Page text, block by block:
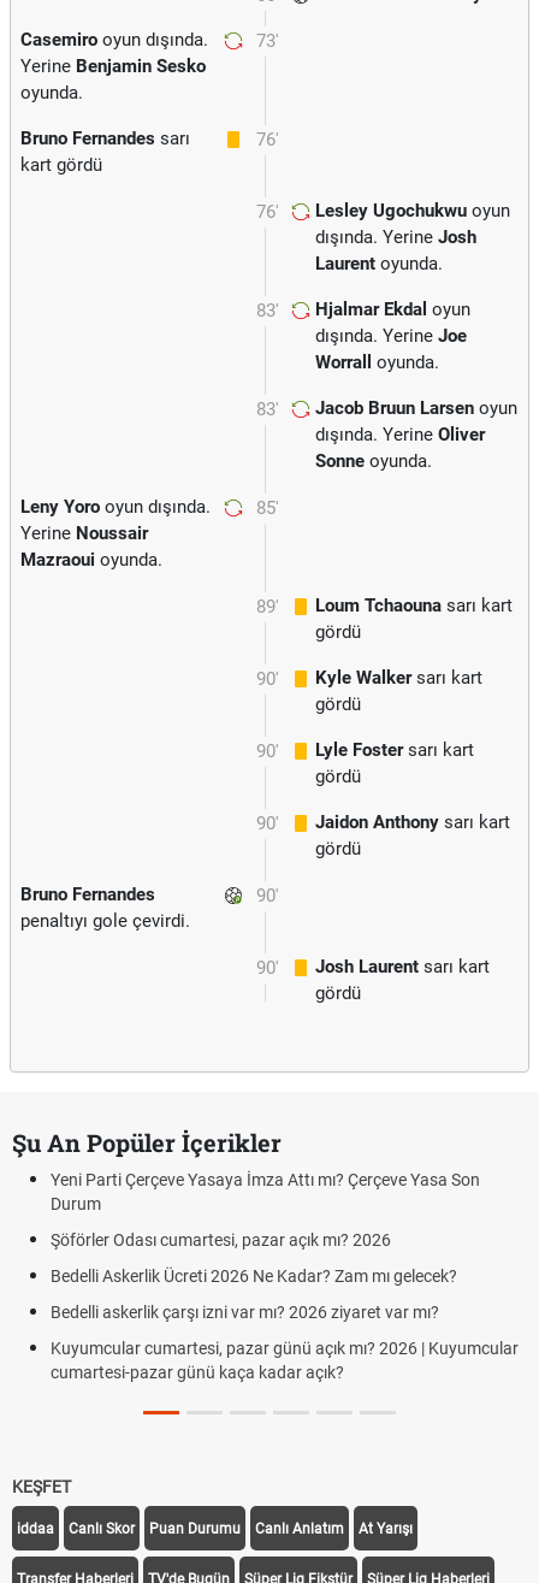
73'
Casemiro oyun dışında.
Yerine Benjamin Sesko
oyunda.
76'
Bruno Fernandes sarı
kart gördü
76' Lesley Ugochukwu oyun
dışında. Yerine Josh
Laurent oyunda.
83' Hjalmar Ekdal oyun
dışında. Yerine Joe
Worrall
oyunda.
83' Jacob Bruun Larsen oyun
dışında. Yerine Oliver
Sonne oyunda.
85'
Leny Yoro oyun dışında.
Yerine Noussair
Mazraoui oyunda.
89' Loum Tchaouna sarı kart
gördü
90' Kyle Walkersarı kart
gördü
90' Lyle Fostersarı kart
gördü
90' Jaidon Anthony sarı kart
gördü
90'
Bruno Fernandes
penaltıyı gole çevirdi.
90' Josh Laurent sarı kart
gördü
Şu An Popüler İçerikler
Yeni Parti Çerçeve Yasaya İmza Attı mı? Çerçeve Yasa Son
Durum
Şöförler Odası cumartesi, pazar açık mı? 2026
Bedelli Askerlik Ücreti 2026 Ne Kadar? Zam mı gelecek?
Bedelli askerlik çarşı izni var mı? 2026 ziyaret var mı?
Kuyumcular cumartesi, pazar günü açık mı? 2026 | Kuyumcular
cumartesi-pazar günü kaça kadar açık?
KEŞFET
iddaa Canlı Skor Puan Durumu Canlı Anlatım At Yarışı
Transfer Haberleri TV'de Bugün Süper Lig Fikstür Süper Lig Haberleri